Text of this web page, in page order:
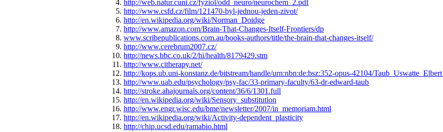
http://web.natur.cuni.cz/fyziol/odd_neuro/neurochem_2.pdf
http://www.csfd.cz/film/121470-byl-jednou-jeden-zivot/
http://en.wikipedia.org/wiki/Norman_Doidge
http://www.amazon.com/Brain-That-Changes-Itself-Frontiers/dp
www.scribepublications.com.au/books-authors/title/the-brain-that-changes-itself/
http://www.cerebrum2007.cz/
http://news.bbc.co.uk/2/hi/health/8179429.stm
http://www.citherapy.net/
http://kops.ub.uni-konstanz.de/bitstream/handle/urn:nbn:de:bsz:352-opus-42104/
http://www.uab.edu/psychology/psy-fac/33-primary-faculty/63-dr-edward-taub
http://stroke.ahajournals.org/content/36/6/1301.full
http://en.wikipedia.org/wiki/Sensory_substitution
http://www.engr.wisc.edu/bme/newsletter/2007/in_memoriam.html
http://en.wikipedia.org/wiki/Activity-dependent_plasticity
http://chip.ucsd.edu/ramabio.html